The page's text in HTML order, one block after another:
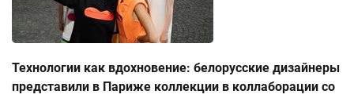
Технологии как вдохновение: белорусские дизайнеры
представили в Париже коллекции в коллаборации со